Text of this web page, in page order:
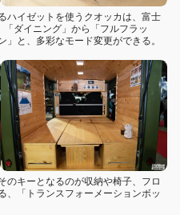
ハイゼットを使うクオッカは、富士
「ダイニング」から「フルフラッ
」と、多彩なモード変更ができる。
のキーとなるのが収納や椅子、フロ
、「トランスフォーメーションボッ